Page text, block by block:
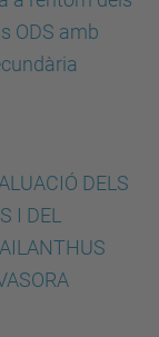
ODS amb
DELS
I DEL